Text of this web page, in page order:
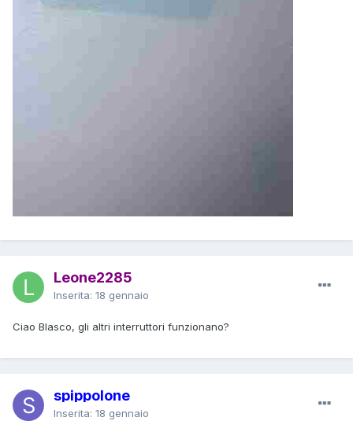
Leone2285
Inserita: 18 gennaio
Ciao Blasco, gli altri interruttori funzionano?
spippolone
Inserita: 18 gennaio